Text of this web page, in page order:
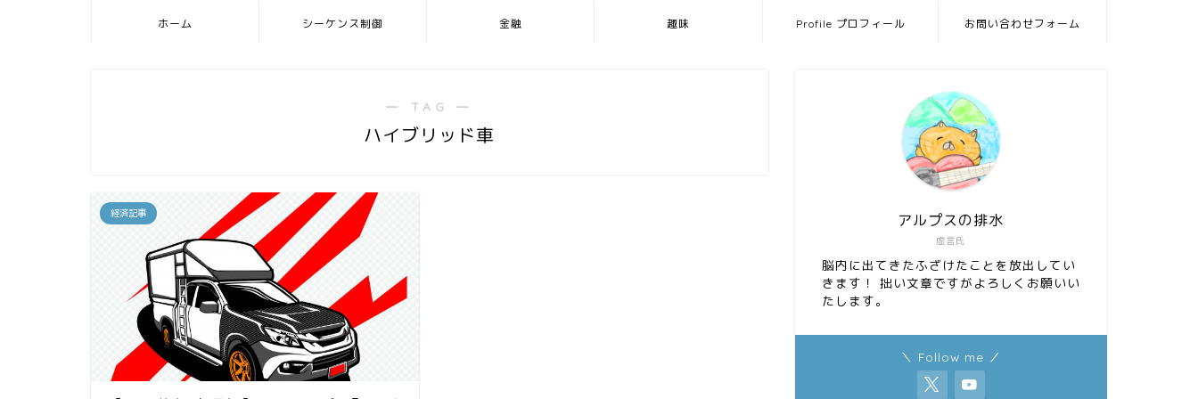
ホーム シーケンス制御 金融 趣味 Profile プロフィール お問い合わせフォーム
― TAG ―
ハイブリッド車
経済記事
虚言氏
アルプスの排水
脳内に出てきたふざけたことを放出してい
きます！ 拙い文章ですがよろしくお願いい
たします。
＼ Follow me ／